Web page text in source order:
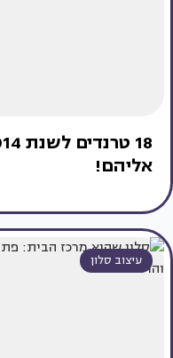
אליהם!
עיצוב סלון